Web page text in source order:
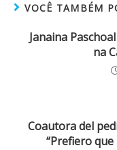
VOCÊ TAMBÉM
Janaina
na
Coautora del
“Prefiero